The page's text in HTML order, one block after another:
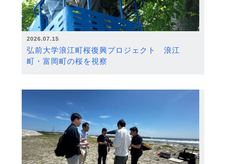
2026.07.15
弘前大学浪江町桜復興プロジェクト 浪江
町・富岡町の桜を視察